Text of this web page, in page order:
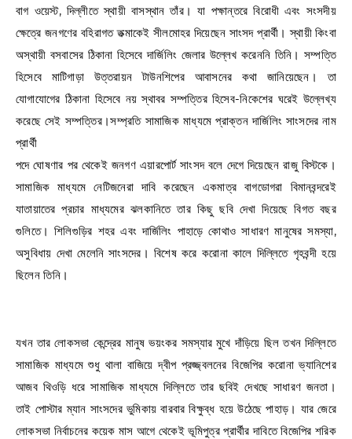
বাগ ওয়েস্ট, দিল্লীতে স্থায়ী বাসস্থান তাঁর। যা পক্ষান্তরে বিরোধী এবং সংসদীয়
ক্ষেত্রে জনগণের বহিরাগত তক্মাকেই সীলমোহর দিয়েছেন সাংসদ প্রার্থী। স্থায়ী কিংবা
অস্থায়ী বসবাসের ঠিকানা হিসেবে দার্জিলিং জেলার উল্লেখ করেননি তিনি। সম্পত্তি
হিসেবে মাটিগাড়া উত্তরায়ন টাউনশিপের আবাসনের কথা জানিয়েছেন। তা
যোগাযোগের ঠিকানা হিসেবে নয় স্থাবর সম্পত্তির হিসেব-নিকেশের ঘরেই উল্লেখ্য
করেছে সেই সম্পত্তির।সম্প্রতি সামাজিক মাধ্যমে প্রাক্তন দার্জিলিং সাংসদের নাম
প্রার্থী
পদে ঘোষণার পর থেকেই জনগণ এয়ারপোর্ট সাংসদ বলে দেগে দিয়েছেন রাজু বিস্টকে।
সামাজিক মাধ্যমে নেটিজনেরা দাবি করেছেন একমাত্র বাগডোগরা বিমানবন্দরেই
যাতায়াতের প্রচার মাধ্যমের ঝলকানিতে তার কিছু ছবি দেখা দিয়েছে বিগত বছর
গুলিতে। শিলিগুড়ির শহর এবং দার্জিলিং পাহাড়ে কোথাও সাধারণ মানুষের সমস্যা,
অসুবিধায় দেখা মেলেনি সাংসদের। বিশেষ করে করোনা কালে দিল্লিতে গৃহবন্দী হয়ে
ছিলেন তিনি।
যখন তার লোকসভা কেন্দ্রের মানুষ ভয়ংকর সমস্যার মুখে দাঁড়িয়ে ছিল তখন দিল্লিতে
সামাজিক মাধ্যমে শুধু থালা বাজিয়ে দ্বীপ প্রজ্জ্বলনের বিজেপির করোনা ভ্যানিশের
আজব থিওড়ি ধরে সামাজিক মাধ্যমে দিল্লিতে তার ছবিই দেখছে সাধারণ জনতা।
তাই পোস্টার ম্যান সাংসদের ভুমিকায় বারবার বিক্ষুব্ধ হয়ে উঠেছে পাহাড়। যার জেরে
লোকসভা নির্বাচনের কয়েক মাস আগে থেকেই ভূমিপুত্র প্রার্থীর দাবিতে বিজেপির শরিক